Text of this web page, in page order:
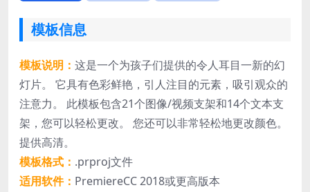
模板信息
模板说明： 这是一个为孩子们提供的令人耳目一新的幻
灯片。 它具有色彩鲜艳，引人注目的元素，吸引观众的
注意力。 此模板包含21个图像/视频支架和14个文本支
架，您可以轻松更改。 您还可以非常轻松地更改颜色。
提供高清。
模板格式： .prproj文件
适用软件： PremiereCC 2018或更高版本